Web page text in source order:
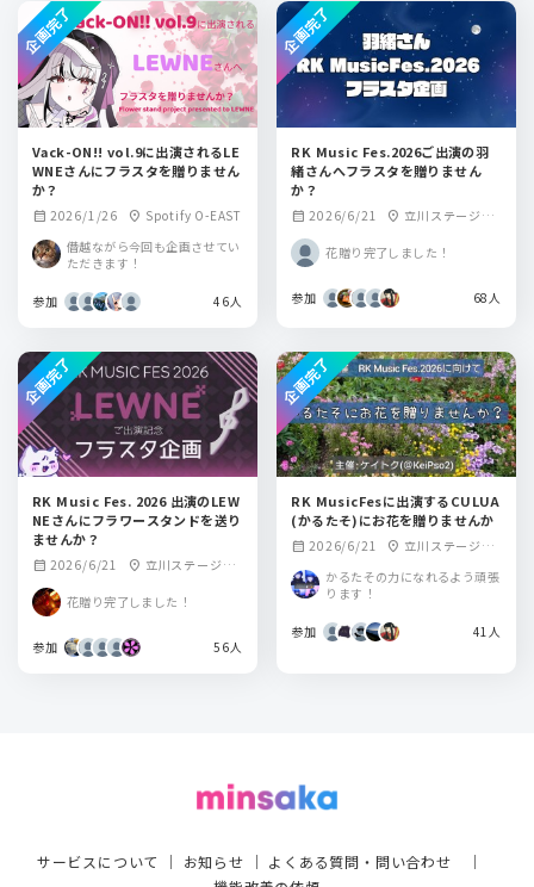
Vack-ON!! vol.9に出演されるLE
WNEさんにフラスタを贈りません
か？
calendar_month 2026/1/26 location_on Spotify O-EAST
僭越ながら今回も企画させてい
ただきます！
参加 46人
企画完了
RK Music Fes.2026ご出演の羽
緒さんへフラスタを贈りません
か？
calendar_month 2026/6/21 location_on 立川ステージガ
花贈り完了しました！
参加 68人
企画完了
RK Music Fes. 2026 出演のLEW
NEさんにフラワースタンドを送り
ませんか？
calendar_month 2026/6/21 location_on 立川ステージガ
花贈り完了しました！
参加 56人
企画完了
RK MusicFesに出演するCULUA
(かるたそ)にお花を贈りませんか
calendar_month 2026/6/21 location_on 立川ステージガ
かるたその力になれるよう頑張
ります！
参加 41人
企画完了
サービスについて ｜ お知らせ ｜ よくある質問・問い合わせ ｜